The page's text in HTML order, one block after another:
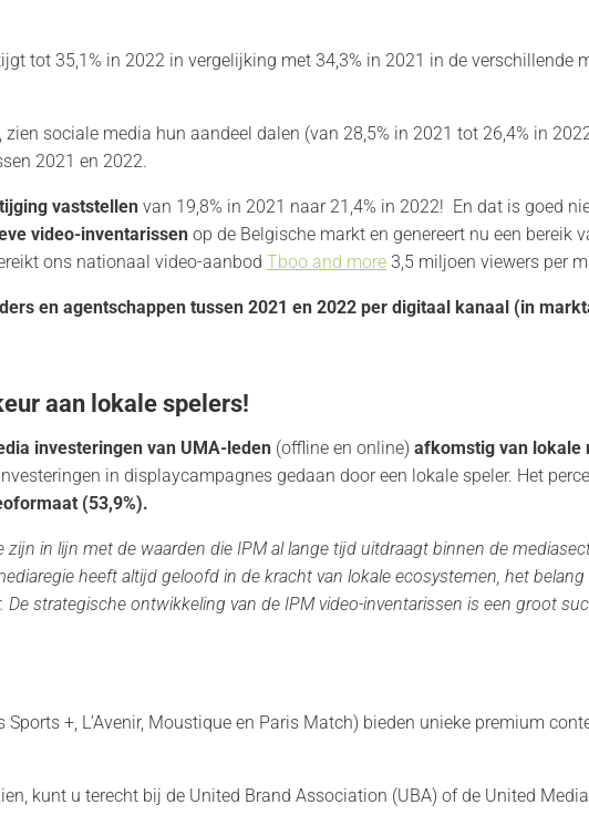
tot 35,1% in 2022 in vergelijking met 34,3% in 2021 in de verschillende
sociale media hun aandeel dalen (van 28,5% in 2021 tot 26,4% in
2021 en 2022.
vaststellen van 19,8% in 2021 naar 21,4% in 2022! En dat is goed
video-inventarissen op de Belgische markt en genereert nu een bereik
ons nationaal video-aanbodTboo and more 3,5 miljoen viewers per
en agentschappen tussen 2021 en 2022 per digitaal kanaal (in
aan lokale spelers!
investeringen van UMA-leden (offline en online)afkomstig van lokale
in displaycampagnes gedaan door een lokale speler. Het
(53,9%).
zijn in lijn met de waarden die IPM al lange tijd uitdraagt binnen de
heeft altijd geloofd in de kracht van lokale ecosystemen, het belang
strategische ontwikkeling van de IPM video-inventarissen is een groot
Sports +, L’Avenir, Moustique en Paris Match) bieden unieke premium
kunt u terecht bij de United Brand Association (UBA) of de United